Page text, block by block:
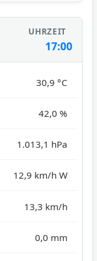
17:00
30,9 °C
42,0 %
1.013,1 hPa
12,9 km/h W
13,3 km/h
0,0 mm